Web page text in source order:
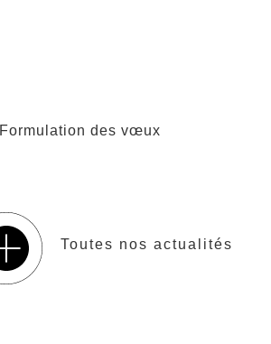
Formulation des vœux
Toutes nos actualités